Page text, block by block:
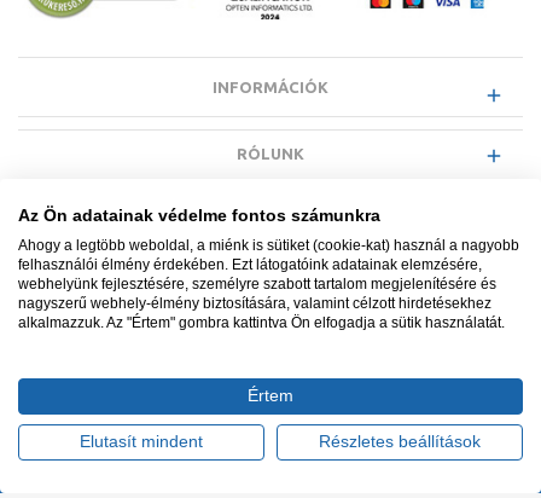
INFORMÁCIÓK
RÓLUNK
EGYÉB INFORMÁCIÓK
VÁSÁRLÓI INFORMÁCIÓK
Minden jog fenntartva. © Adatkezelés nyilvántartási száma NAIH-
Ügyfélszolgálat: +36 1 700 3500
Az Ön adatainak védelme fontos számunkra
Ahogy a legtöbb weboldal, a miénk is sütiket (cookie-kat) használ a nagyobb
felhasználói élmény érdekében. Ezt látogatóink adatainak elemzésére,
webhelyünk fejlesztésére, személyre szabott tartalom megjelenítésére és
nagyszerű webhely-élmény biztosítására, valamint célzott hirdetésekhez
alkalmazzuk. Az "Értem" gombra kattintva Ön elfogadja a sütik használatát.
Értem
Elutasít mindent Részletes beállítások